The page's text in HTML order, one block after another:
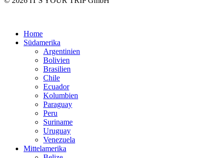
Home
Südamerika
Argentinien
Bolivien
Brasilien
Chile
Ecuador
Kolumbien
Paraguay
Peru
Suriname
Uruguay
Venezuela
Mittelamerika